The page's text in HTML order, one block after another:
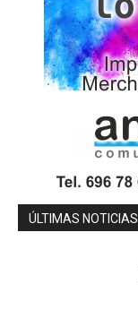
ÚLTIMAS NOTICIAS